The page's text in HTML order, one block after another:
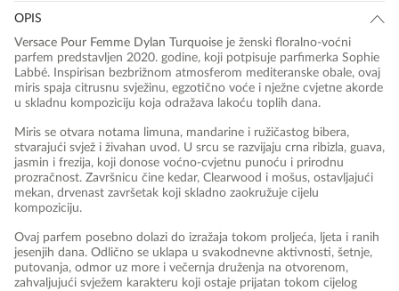
OPIS
Versace Pour Femme Dylan Turquoise je ženski floralno-voćni
parfem predstavljen 2020. godine, koji potpisuje parfimerka Sophie
Labbé. Inspirisan bezbrižnom atmosferom mediteranske obale, ovaj
miris spaja citrusnu svježinu, egzotično voće i nježne cvjetne akorde
u skladnu kompoziciju koja odražava lakoću toplih dana.
Miris se otvara notama limuna, mandarine i ružičastog bibera,
stvarajući svjež i živahan uvod. U srcu se razvijaju crna ribizla, guava,
jasmin i frezija, koji donose voćno-cvjetnu punoću i prirodnu
prozračnost. Završnicu čine kedar, Clearwood i mošus, ostavljajući
mekan, drvenast završetak koji skladno zaokružuje cijelu
kompoziciju.
Ovaj parfem posebno dolazi do izražaja tokom proljeća, ljeta i ranih
jesenjih dana. Odlično se uklapa u svakodnevne aktivnosti, šetnje,
putovanja, odmor uz more i večernja druženja na otvorenom,
zahvaljujući svježem karakteru koji ostaje prijatan tokom cijelog